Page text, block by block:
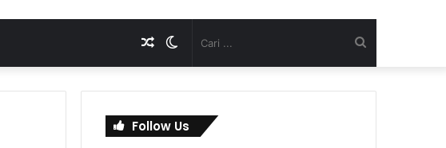
...
Switch
skin
Artikel
Acak
Follow Us